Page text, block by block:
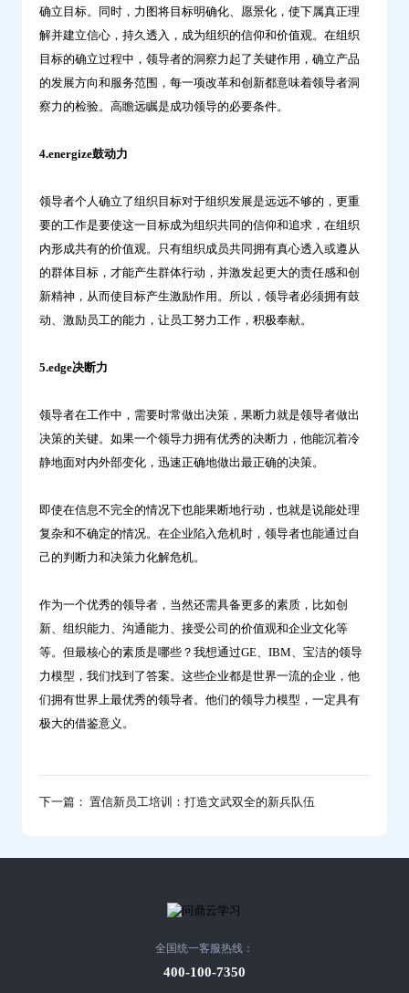
确立目标。同时，力图将目标明确化、愿景化，使下属真正理
解并建立信心，持久透入，成为组织的信仰和价值观。在组织
目标的确立过程中，领导者的洞察力起了关键作用，确立产品
的发展方向和服务范围，每一项改革和创新都意味着领导者洞
察力的检验。高瞻远瞩是成功领导的必要条件。
4.energize鼓动力
领导者个人确立了组织目标对于组织发展是远远不够的，更重
要的工作是要使这一目标成为组织共同的信仰和追求，在组织
内形成共有的价值观。只有组织成员共同拥有真心透入或遵从
的群体目标，才能产生群体行动，并激发起更大的责任感和创
新精神，从而使目标产生激励作用。所以，领导者必须拥有鼓
动、激励员工的能力，让员工努力工作，积极奉献。
5.edge决断力
领导者在工作中，需要时常做出决策，果断力就是领导者做出
决策的关键。如果一个领导力拥有优秀的决断力，他能沉着冷
静地面对内外部变化，迅速正确地做出最正确的决策。
即使在信息不完全的情况下也能果断地行动，也就是说能处理
复杂和不确定的情况。在企业陷入危机时，领导者也能通过自
己的判断力和决策力化解危机。
作为一个优秀的领导者，当然还需具备更多的素质，比如创
新、组织能力、沟通能力、接受公司的价值观和企业文化等
等。但最核心的素质是哪些？我想通过GE、IBM、宝洁的领导
力模型，我们找到了答案。这些企业都是世界一流的企业，他
们拥有世界上最优秀的领导者。他们的领导力模型，一定具有
极大的借鉴意义。
下一篇： 置信新员工培训：打造文武双全的新兵队伍
全国统一客服热线：
400-100-7350